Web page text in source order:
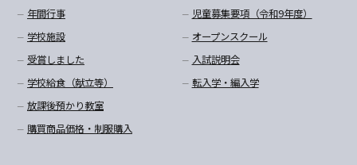
年間行事
学校施設
受賞しました
学校給食（献立等）
放課後預かり教室
購買商品価格・制服購入
児童募集要項（令和9年度）
オープンスクール
入試説明会
転入学・編入学